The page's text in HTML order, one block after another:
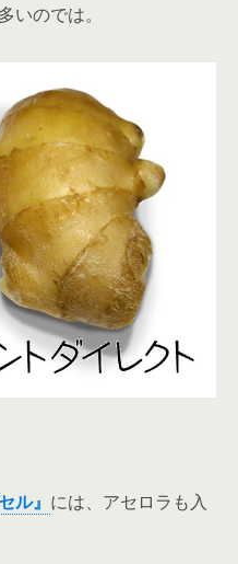
いのでは。
ル』 には、アセロラも入